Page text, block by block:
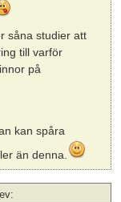
såna studier att
till varför
på
kan spåra
än denna.